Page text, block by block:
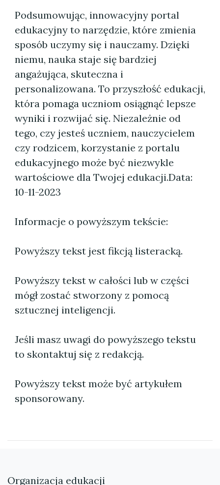
Podsumowując, innowacyjny portal
edukacyjny to narzędzie, które zmienia
sposób uczymy się i nauczamy. Dzięki
niemu, nauka staje się bardziej
angażująca, skuteczna i
personalizowana. To przyszłość edukacji,
która pomaga uczniom osiągnąć lepsze
wyniki i rozwijać się. Niezależnie od
tego, czy jesteś uczniem, nauczycielem
czy rodzicem, korzystanie z portalu
edukacyjnego może być niezwykle
wartościowe dla Twojej edukacji.Data:
10-11-2023
Informacje o powyższym tekście:
Powyższy tekst jest fikcją listeracką.
Powyższy tekst w całości lub w części
mógł zostać stworzony z pomocą
sztucznej inteligencji.
Jeśli masz uwagi do powyższego tekstu
to skontaktuj się z redakcją.
Powyższy tekst może być artykułem
sponsorowany.
Organizacja edukacji